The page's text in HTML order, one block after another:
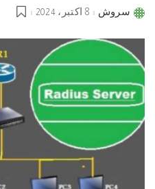
Postedسروش 8 اکتبر، 2024